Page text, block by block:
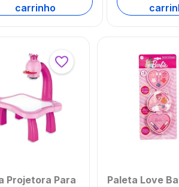
carrinho
Projetora Para
Paleta Love